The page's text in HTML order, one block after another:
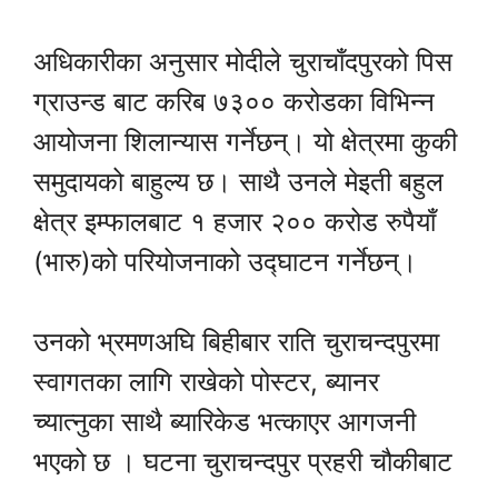
अधिकारीका अनुसार मोदीले चुराचाँदपुरको पिस
ग्राउन्ड बाट करिब ७३०० करोडका विभिन्न
आयोजना शिलान्यास गर्नेछन्। यो क्षेत्रमा कुकी
समुदायको बाहुल्य छ। साथै उनले मेइती बहुल
क्षेत्र इम्फालबाट १ हजार २०० करोड रुपैयाँ
(भारु)को परियोजनाको उद्घाटन गर्नेछन्।
उनको भ्रमणअघि बिहीबार राति चुराचन्दपुरमा
स्वागतका लागि राखेको पोस्टर, ब्यानर
च्यात्नुका साथै ब्यारिकेड भत्काएर आगजनी
भएको छ । घटना चुराचन्दपुर प्रहरी चौकीबाट